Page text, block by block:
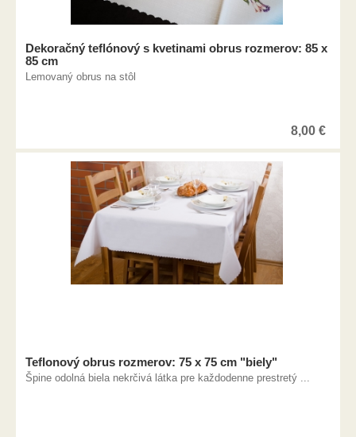
Dekoračný teflónový s kvetinami obrus rozmerov: 85 x
85 cm
Lemovaný obrus na stôl
8,00 €
Teflonový obrus rozmerov: 75 x 75 cm "biely"
Špine odolná biela nekrčivá látka pre každodenne prestretý ...